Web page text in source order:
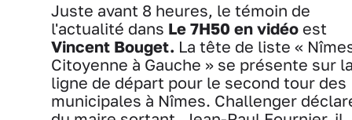
Juste avant 8 heures, le témoin de
l'actualité dans Le 7H50 en vidéo est
Vincent Bouget. La tête de liste «
Citoyenne à Gauche » se présente sur
ligne de départ pour le second tour des
municipales à Nîmes. Challenger